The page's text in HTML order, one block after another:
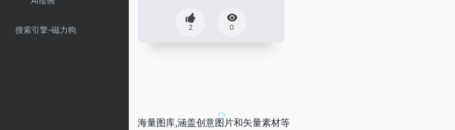
搜索引擎-磁力狗 2 0
海量图库,涵盖创意图片和矢量素材等